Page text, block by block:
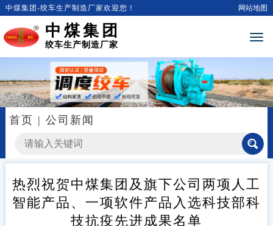
中煤集团-绞车生产制造厂家欢迎您！ 网站地图
中煤集团
绞车生产制造厂家
首页 | 公司新闻
热烈祝贺中煤集团及旗下公司两项人工
智能产品、一项软件产品入选科技部科
技抗疫先进成果名单